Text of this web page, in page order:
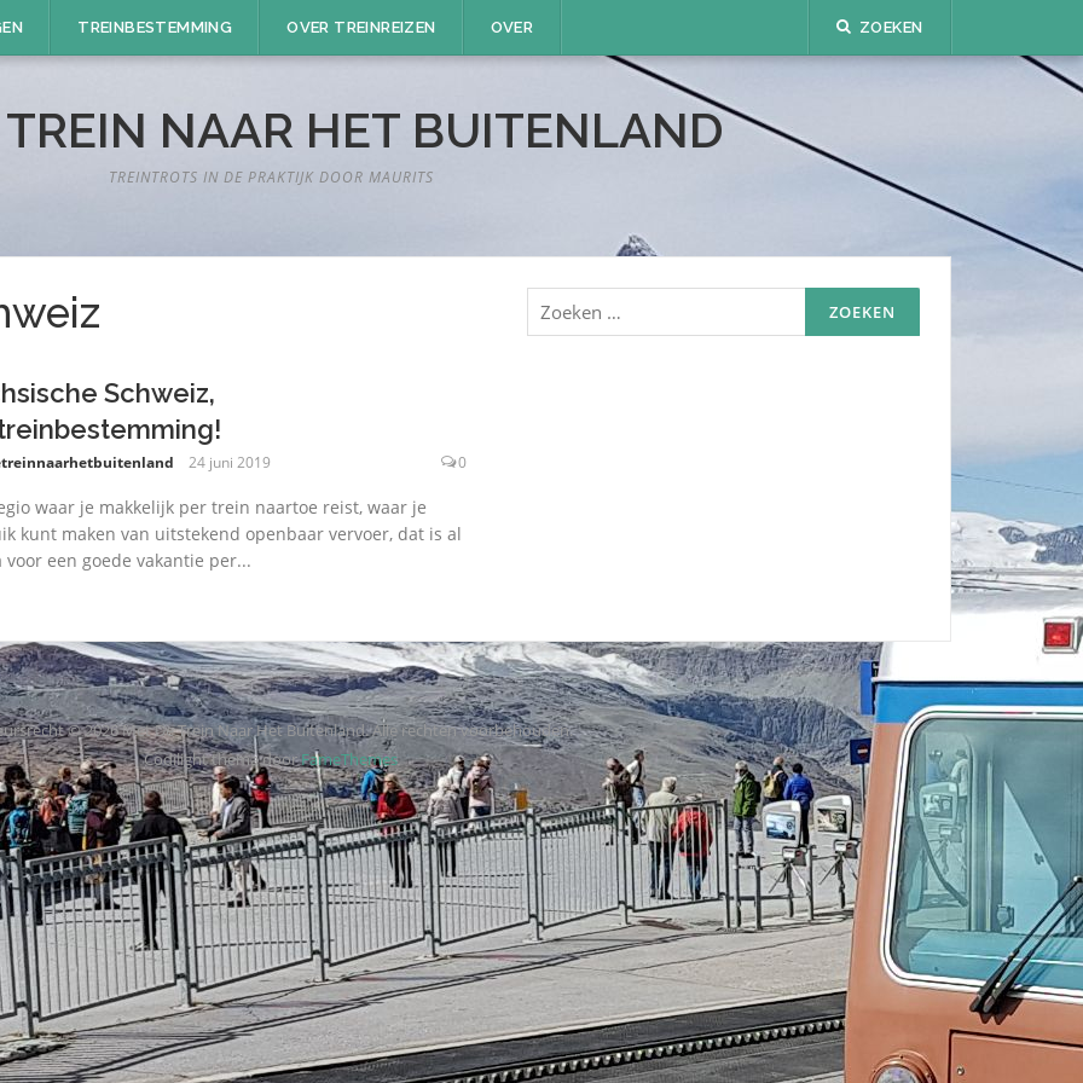
TREINBESTEMMING OVER TREINREIZEN OVER ZOEKEN
NAAR HET BUITENLAND
TREINTROTS IN DE PRAKTIJK DOOR MAURITS
Schweiz,
24 juni 2019 0
waar je makkelijk per trein naartoe reist, waar je
kunt maken van uitstekend openbaar vervoer, dat is al
voor een goede vakantie per...
Zoeken
naar:
© 2026 Met De Trein Naar Het Buitenland. Alle rechten voorbehouden.
Codilight thema doorFameThemes